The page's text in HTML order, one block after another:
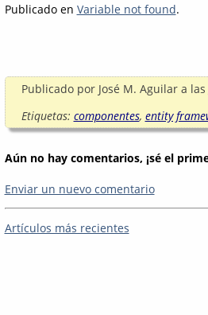
Publicado en Variable not found.
Publicado por José M. Aguilar a las
Etiquetas: componentes, entity
Aún no hay comentarios, ¡sé el
Enviar un nuevo comentario
Artículos más recientes